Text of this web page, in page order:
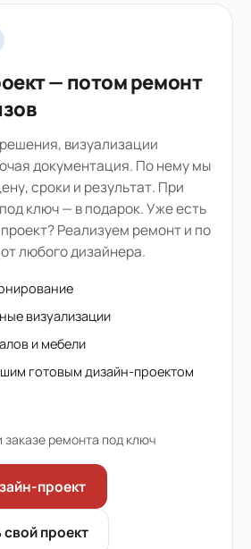
— потом ремонт
визуализации
документация. По нему мы
сроки и результат. При
ключ — в подарок. Уже есть
Реализуем ремонт и по
любого дизайнера.
визуализации
и мебели
готовым дизайн-проектом
заказе ремонта под ключ
проект
проект